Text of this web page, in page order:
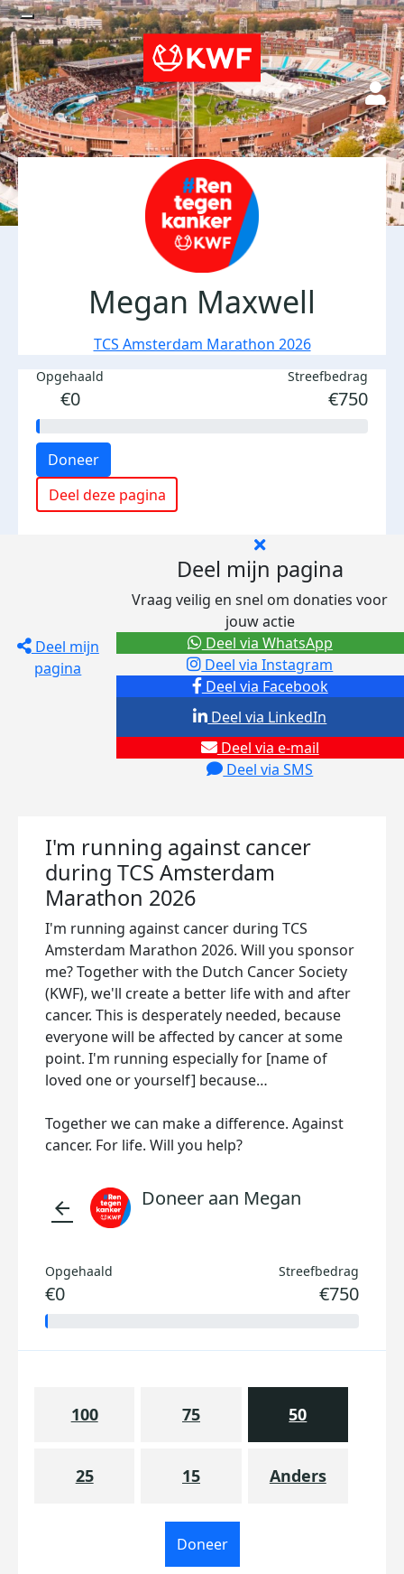
Megan Maxwell
TCS Amsterdam Marathon 2026
Opgehaald
€0
Streefbedrag
€750
Doneer
Deel deze pagina
Deel mijn
pagina
Deel mijn pagina
Vraag veilig en snel om donaties voor
jouw actie
Deel via Facebook
Deel via Instagram
Deel via e-mail
Deel via SMS
Deel via LinkedIn
Deel via WhatsApp
I'm running against cancer
during TCS Amsterdam
Marathon 2026
I'm running against cancer during TCS
Amsterdam Marathon 2026. Will you sponsor
me? Together with the Dutch Cancer Society
(KWF), we'll create a better life with and after
cancer. This is desperately needed, because
everyone will be affected by cancer at some
point. I'm running especially for [name of
loved one or yourself] because…
Together we can make a difference. Against
cancer. For life. Will you help?
arrow_back Doneer aan Megan
Opgehaald
€0
Streefbedrag
€750
100 75 50
25 15 Anders
Doneer